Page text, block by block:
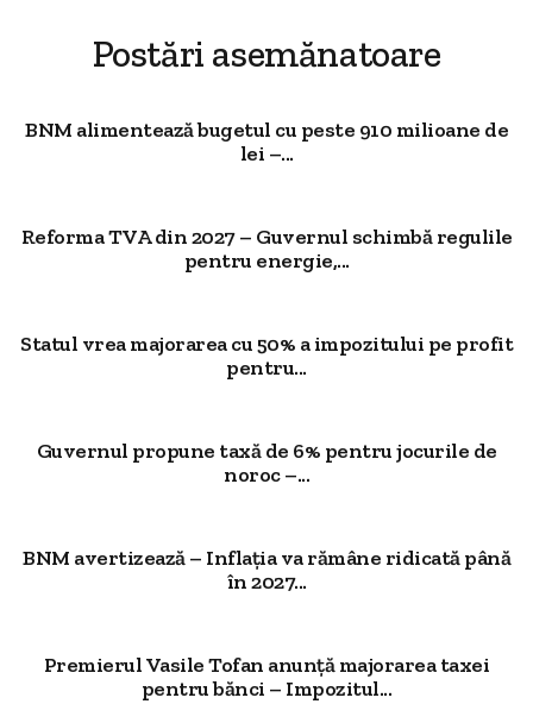
Postări asemănatoare
BNM alimentează bugetul cu peste 910 milioane de
lei –...
Reforma TVA din 2027 – Guvernul schimbă regulile
pentru energie,...
Statul vrea majorarea cu 50% a impozitului pe profit
pentru...
Guvernul propune taxă de 6% pentru jocurile de
noroc –...
BNM avertizează – Inflația va rămâne ridicată până
în 2027...
Premierul Vasile Tofan anunță majorarea taxei
pentru bănci – Impozitul...